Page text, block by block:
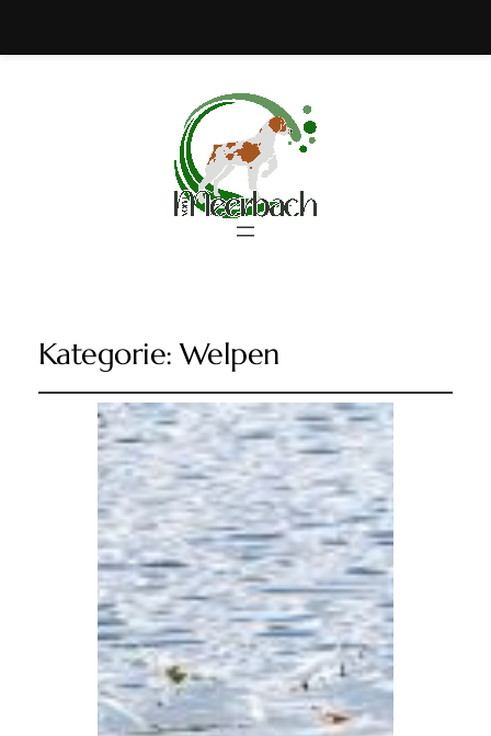
Kategorie:Welpen